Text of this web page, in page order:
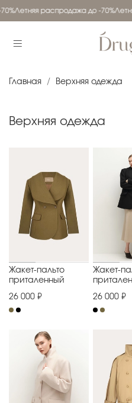
Летняя распродажа до -70%
Главная Верхняя одежда
Верхняя одежда
Жакет-пальто
приталенный
26 000 ₽
Жакет-
26 000 ₽